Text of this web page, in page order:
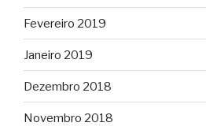
Fevereiro 2019
Janeiro 2019
Dezembro 2018
Novembro 2018